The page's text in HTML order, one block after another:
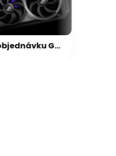
Nvidia zrušila objednávku GeForce RTX 5090 za $4600, Asus ji prý dodá za $5200